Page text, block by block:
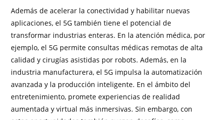
Además de acelerar la conectividad y habilitar nuevas
aplicaciones, el 5G también tiene el potencial de
transformar industrias enteras. En la atención médica, por
ejemplo, el 5G permite consultas médicas remotas de alta
calidad y cirugías asistidas por robots. Además, en la
industria manufacturera, el 5G impulsa la automatización
avanzada y la producción inteligente. En el ámbito del
entretenimiento, promete experiencias de realidad
aumentada y virtual más inmersivas. Sin embargo, con